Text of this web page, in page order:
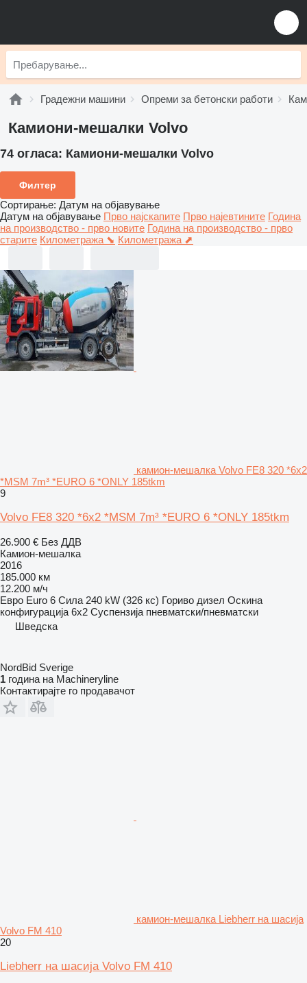
Градежни машини Опреми за бетонски работи
Камиони-мешалки Volvo
74 огласа: Камиони-мешалки Volvo
Филтер
Сортирање: Датум на објавување
Датум на објавување Прво најскапите Прво најевтините Година
на производство - прво новите Година на производство - прво
старите Километража ⬊ Километража ⬈
камион-мешалка Volvo FE8 320 *6x2
*MSM 7m³ *EURO 6 *ONLY 185tkm
9
Volvo FE8 320 *6x2 *MSM 7m³ *EURO 6 *ONLY 185tkm
26.900 € Без ДДВ
Камион-мешалка
2016
185.000 км
12.200 м/ч
Евро Euro 6 Сила 240 kW (326 кс) Гориво дизел Оскина
конфигурација 6x2 Суспензија пневматски/пневматски
Шведска
NordBid Sverige
1 година на Machineryline
Контактирајте го продавачот
камион-мешалка Liebherr на шасија
Volvo FM 410
20
Liebherr на шасија Volvo FM 410